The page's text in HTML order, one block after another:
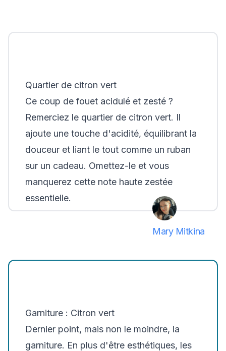
Quartier de citron vert
Ce coup de fouet acidulé et zesté ?
Remerciez le quartier de citron vert. Il
ajoute une touche d'acidité, équilibrant la
douceur et liant le tout comme un ruban
sur un cadeau. Omettez-le et vous
manquerez cette note haute zestée
essentielle.
Mary Mitkina
Garniture : Citron vert
Dernier point, mais non le moindre, la
garniture. En plus d'être esthétiques, les